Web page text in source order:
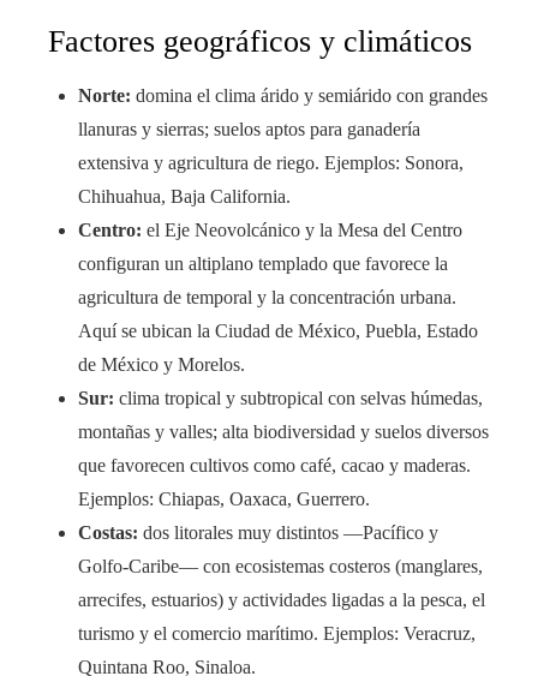
Factores geográficos y climáticos
Norte: domina el clima árido y semiárido con grandes
llanuras y sierras; suelos aptos para ganadería
extensiva y agricultura de riego. Ejemplos: Sonora,
Chihuahua, Baja California.
Centro: el Eje Neovolcánico y la Mesa del Centro
configuran un altiplano templado que favorece la
agricultura de temporal y la concentración urbana.
Aquí se ubican la Ciudad de México, Puebla, Estado
de México y Morelos.
Sur: clima tropical y subtropical con selvas húmedas,
montañas y valles; alta biodiversidad y suelos diversos
que favorecen cultivos como café, cacao y maderas.
Ejemplos: Chiapas, Oaxaca, Guerrero.
Costas: dos litorales muy distintos —Pacífico y
Golfo-Caribe— con ecosistemas costeros (manglares,
arrecifes, estuarios) y actividades ligadas a la pesca, el
turismo y el comercio marítimo. Ejemplos: Veracruz,
Quintana Roo, Sinaloa.